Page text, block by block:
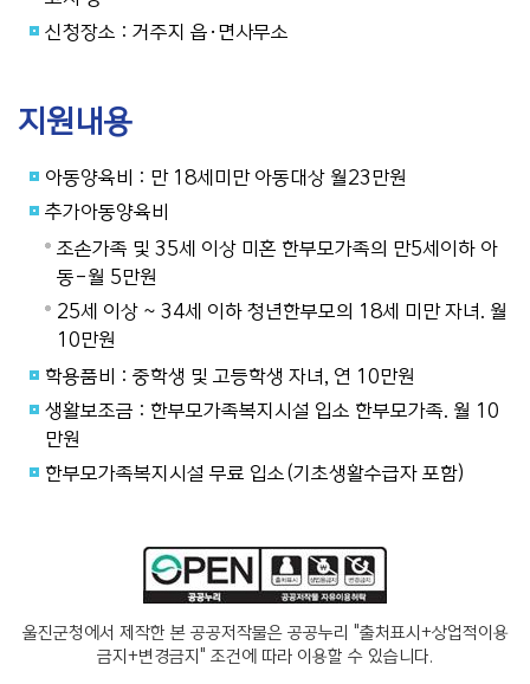
신청장소 : 거주지 읍·면사무소
지원내용
아동양육비 : 만 18세미만 아동대상 월23만원
추가아동양육비
조손가족 및 35세 이상 미혼 한부모가족의 만5세이하 아
동-월 5만원
25세 이상 ~ 34세 이하 청년한부모의 18세 미만 자녀. 월
10만원
학용품비 : 중학생 및 고등학생 자녀, 연 10만원
생활보조금 : 한부모가족복지시설 입소 한부모가족. 월 10
만원
한부모가족복지시설 무료 입소(기초생활수급자 포함)
울진군청에서 제작한 본 공공저작물은 공공누리 "출처표시+상업적이용
금지+변경금지" 조건에 따라 이용할 수 있습니다.